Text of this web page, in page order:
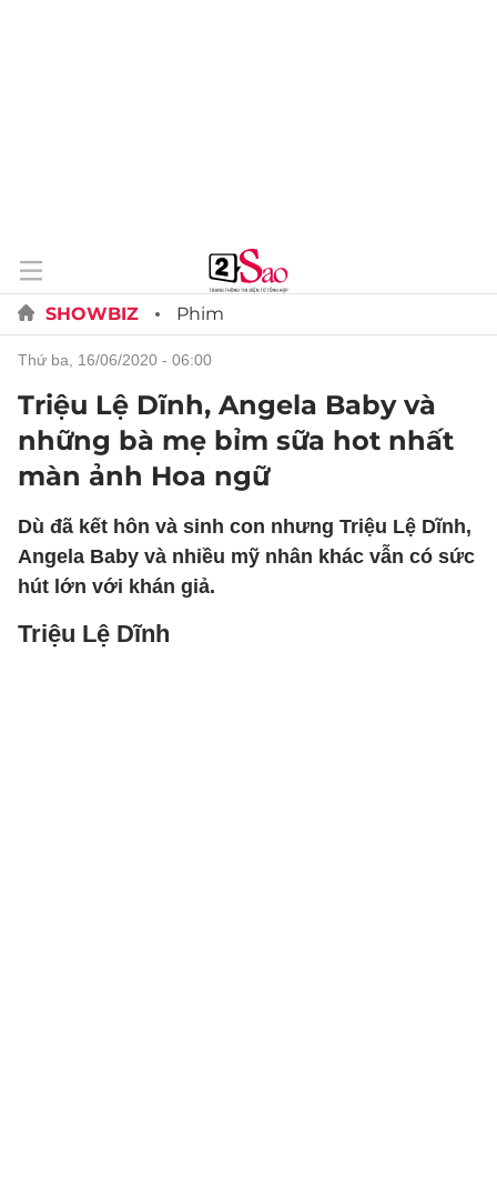
SHOWBIZ Phim
thứ ba, 16/06/2020 - 06:00
Triệu Lệ Dĩnh, Angela Baby và
những bà mẹ bỉm sữa hot nhất
màn ảnh Hoa ngữ
Dù đã kết hôn và sinh con nhưng Triệu Lệ Dĩnh,
Angela Baby và nhiều mỹ nhân khác vẫn có sức
hút lớn với khán giả.
Triệu Lệ Dĩnh